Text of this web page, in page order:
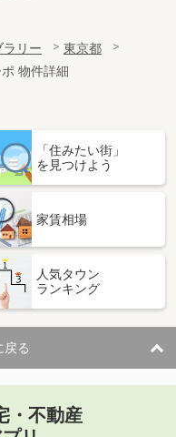
ラリー
東京都
物件詳細
「住みたい街」
を見つけよう
家賃相場
人気タウン
ランキング
戻る
・不動産